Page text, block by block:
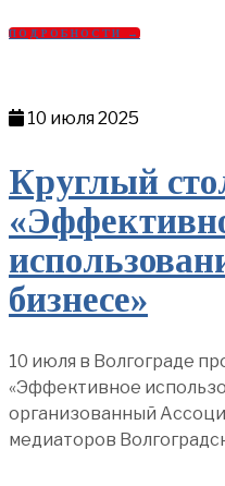
ПОДРОБНОСТИ →
10 июля 2025
Круглый
бизнесе»
10 июля в Волгограде
«Эффективное
организованный
медиаторов